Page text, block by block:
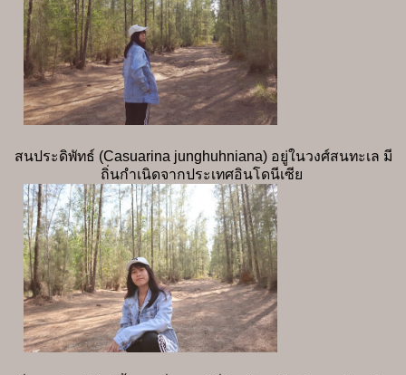
สนประดิพัทธ์ (Casuarina junghuhniana) อยู่ในวงศ์สนทะเล มี
ถิ่นกำเนิดจากประเทศอินโดนีเซีย